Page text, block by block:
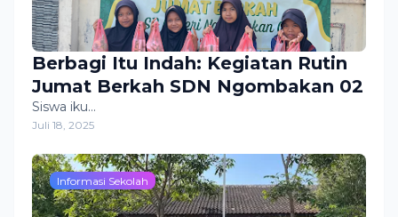
Berbagi Itu Indah: Kegiatan Rutin
Jumat Berkah SDN Ngombakan 02
Siswa iku…
Juli 18, 2025
Informasi Sekolah